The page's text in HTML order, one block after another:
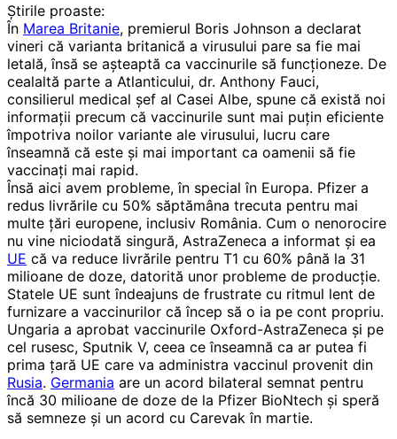
Știrile proaste:
În Marea Britanie, premierul Boris Johnson a declarat
vineri că varianta britanică a virusului pare sa fie mai
letală, însă se așteaptă ca vaccinurile să funcționeze. De
cealaltă parte a Atlanticului, dr. Anthony Fauci,
consilierul medical șef al Casei Albe, spune că există noi
informații precum că vaccinurile sunt mai puțin eficiente
împotriva noilor variante ale virusului, lucru care
înseamnă că este și mai important ca oamenii să fie
vaccinați mai rapid.
Însă aici avem probleme, în special în Europa. Pfizer a
redus livrările cu 50% săptămâna trecuta pentru mai
multe țări europene, inclusiv România. Cum o nenorocire
nu vine niciodată singură, AstraZeneca a informat și ea
UE că va reduce livrările pentru T1 cu 60% până la 31
milioane de doze, datorită unor probleme de producție.
Statele UE sunt îndeajuns de frustrate cu ritmul lent de
furnizare a vaccinurilor că încep să o ia pe cont propriu.
Ungaria a aprobat vaccinurile Oxford-AstraZeneca și pe
cel rusesc, Sputnik V, ceea ce înseamnă ca ar putea fi
prima țară UE care va administra vaccinul provenit din
Rusia. Germania are un acord bilateral semnat pentru
încă 30 milioane de doze de la Pfizer BioNtech și speră
să semneze și un acord cu Carevak în martie.